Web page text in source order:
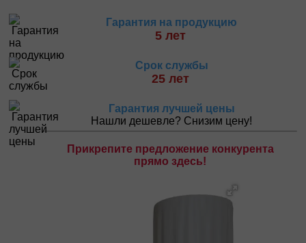
Гарантия на продукцию
5 лет
Срок службы
25 лет
Гарантия лучшей цены
Нашли дешевле? Снизим цену!
Прикрепите предложение конкурента
прямо здесь!